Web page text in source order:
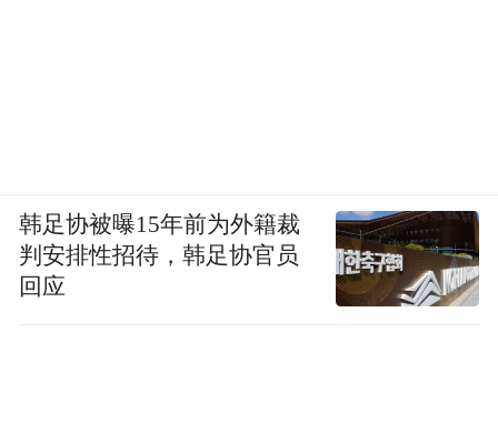
韩足协被曝15年前为外籍裁
判安排性招待，韩足协官员
回应